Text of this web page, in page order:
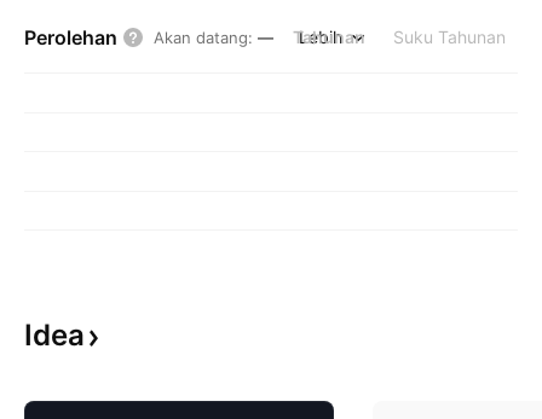
Perolehan Akan datang: — Tahunan Suku Tahunan
Lebih
Idea